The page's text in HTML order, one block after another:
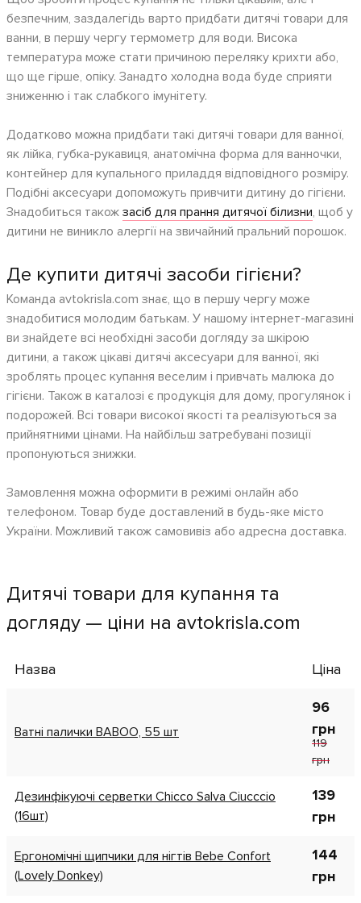
безпечним, заздалегідь варто придбати дитячі товари для
ванни, в першу чергу термометр для води. Висока
температура може стати причиною переляку крихти або,
що ще гірше, опіку. Занадто холодна вода буде сприяти
зниженню і так слабкого імунітету.
Додатково можна придбати такі дитячі товари для ванної,
як лійка, губка-рукавиця, анатомічна форма для ванночки,
контейнер для купального приладдя відповідного розміру.
Подібні аксесуари допоможуть привчити дитину до гігієни.
Знадобиться також засіб для прання дитячої білизни, щоб у
дитини не виникло алергії на звичайний пральний порошок.
Де купити дитячі засоби гігієни?
Команда avtokrisla.com знає, що в першу чергу може
знадобитися молодим батькам. У нашому інтернет-магазині
ви знайдете всі необхідні засоби догляду за шкірою
дитини, а також цікаві дитячі аксесуари для ванної, які
зроблять процес купання веселим і привчать малюка до
гігієни. Також в каталозі є продукція для дому, прогулянок і
подорожей. Всі товари високої якості та реалізуються за
прийнятними цінами. На найбільш затребувані позиції
пропонуються знижки.
Замовлення можна оформити в режимі онлайн або
телефоном. Товар буде доставлений в будь-яке місто
України. Можливий також самовивіз або адресна доставка.
Дитячі товари для купання та
догляду — ціни на avtokrisla.com
Назва Ціна
Ватні палички BABOO, 55 шт
96
грн
119
грн
Дезинфікуючі серветки Chicco Salva Ciucccio
(16шт)
139
грн
Ергономічні щипчики для нігтів Bebe Confort
(Lovely Donkey)
144
грн